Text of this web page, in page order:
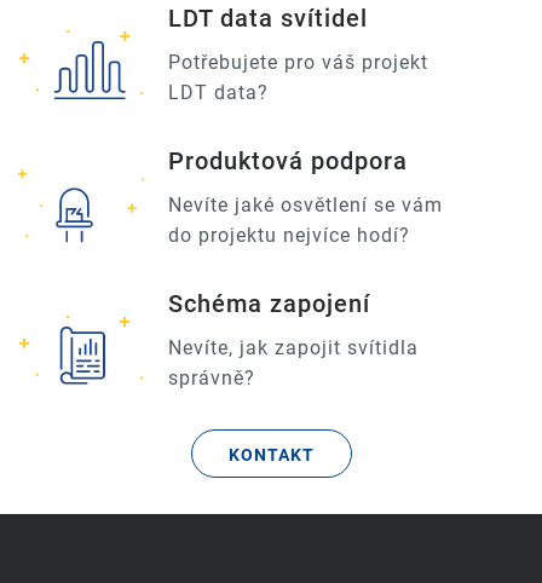
LDT data svítidel
Potřebujete pro váš projekt
LDT data?
Produktová podpora
Nevíte jaké osvětlení se vám
do projektu nejvíce hodí?
Schéma zapojení
Nevíte, jak zapojit svítidla
správně?
KONTAKT